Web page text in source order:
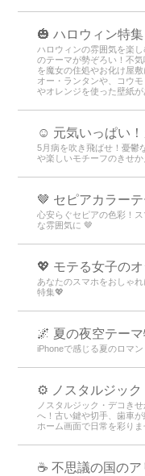
🎃 ハロウィン特集
ハロウィンの雰囲気を楽
のテーマが勢ぞろい！不
を魔女の住処やお化け屋
オー・ランタンや、コウ
やオレンジを使った壁紙が
☺️ 元気いっぱい
5月病を吹き飛ばせ！憂鬱
や楽しいモチーフのきせか
🤎 セピアカラー
心安らぐセピアの色彩！
な雰囲気に 🤎
💖 モテる女子の
あなたのスマホをおしゃ
特集💖
🌌 夏の夜空テー
iPhoneで感じる夏のロマ
⚙️ ノスタルジック
ノスタルジック・デコき
へ！古い鍵や切手、歯車
ホーム画面で日常を彩りま
☕ 不思議の国の